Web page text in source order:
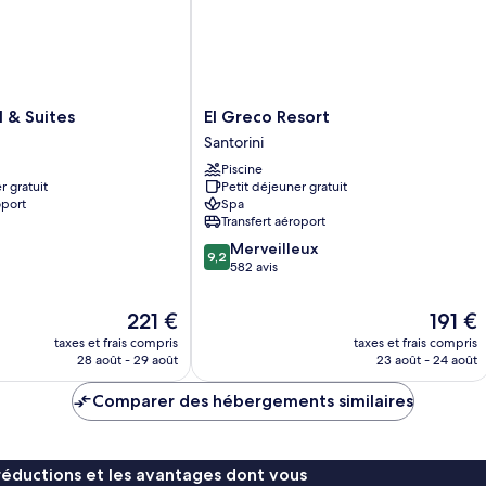
& Suites
gratuit
Le
nouveau
prix
de
221 €
221 €
taxes et frais compris
28 août - 29 août
El
Greco
Resort
Santorini
El Greco Resort
Santorini
Piscine
Petit déjeuner gratuit
Spa
Transfert aéroport
9.2
sur
9,2 Merveilleux
582 avis
Le
nouveau
prix
191 €
taxes et frais compris
23 août - 24 août
Comparer des hébergements similaires
et les avantages dont vous